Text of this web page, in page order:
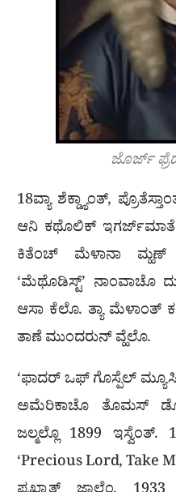
ಜೊರ್ಜ್
18ವ್ಯಾ ಶೆಕ್ಡ್ಯಾಂತ್,
ಆನಿ ಕಥೊಲಿಕ್
ಕಿತೆಂಚ್ ಮೆಳಾನಾ ಮ್ಹಣ್
‘ಮೆಥೊಡಿಸ್ಟ್’ ನಾಂವಾಚೊ
ಆಸಾ ಕೆಲೊ. ತ್ಯಾ ಮೆಳಾಂತ್
ತಾಣೆ ಮುಂದರುನ್ ವ್ಹೆಲೊ.
‘ಫಾದರ್ ಒಫ್ ಗೊಸ್ಪೆಲ್
ಅಮೆರಿಕಾಚೊ ತೊಮಸ್
ಜಲ್ಮಲ್ಲೊ 1899
‘Precious Lord, Take